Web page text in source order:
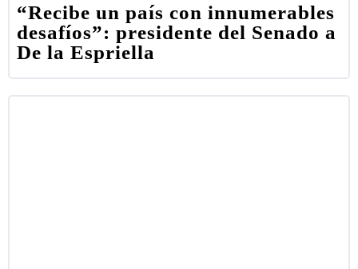
“Recibe un país con innumerables
desafíos”: presidente del Senado a
De la Espriella